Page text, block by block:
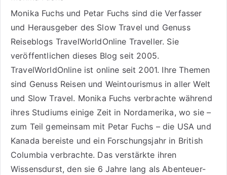
Monika Fuchs und Petar Fuchs sind die Verfasser
und Herausgeber des Slow Travel und Genuss
Reiseblogs TravelWorldOnline Traveller. Sie
veröffentlichen dieses Blog seit 2005.
TravelWorldOnline ist online seit 2001. Ihre Themen
sind Genuss Reisenund Weintourismusin aller Welt
und Slow Travel. Monika Fuchs verbrachte während
ihres Studiums einige Zeit in Nordamerika, wo sie –
zum Teil gemeinsam mit Petar Fuchs – die USA und
Kanada bereiste und ein Forschungsjahr in British
Columbia verbrachte. Das verstärkte ihren
Wissensdurst, den sie 6 Jahre lang alsAbenteuer-